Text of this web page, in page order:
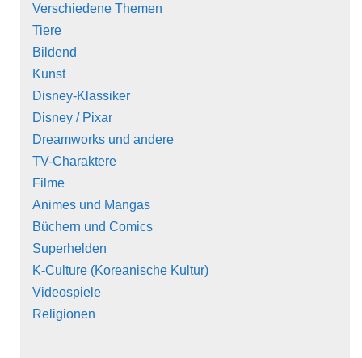
Verschiedene Themen
Tiere
Bildend
Kunst
Disney-Klassiker
Disney / Pixar
Dreamworks und andere
TV-Charaktere
Filme
Animes und Mangas
Büchern und Comics
Superhelden
K-Culture (Koreanische Kultur)
Videospiele
Religionen